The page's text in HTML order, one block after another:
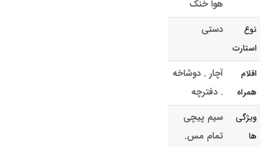
هوا خنک
نوع
استارت
دستی
اقلام
همراه
آچار . دوشاخه
. دفترچه
ویژگی
ها
سیم پیچی
تمام مس.